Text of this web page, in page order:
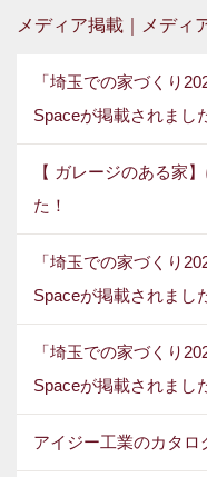
メディア掲載｜メディ
「埼玉での家づくり
Spaceが掲載されまし
【 ガレージのある家
た！
「埼玉での家づくり
Spaceが掲載されまし
「埼玉での家づくり
Spaceが掲載されまし
アイジー工業のカタロ